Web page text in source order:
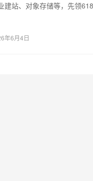
建站、对象存储等，先领
年6月4日